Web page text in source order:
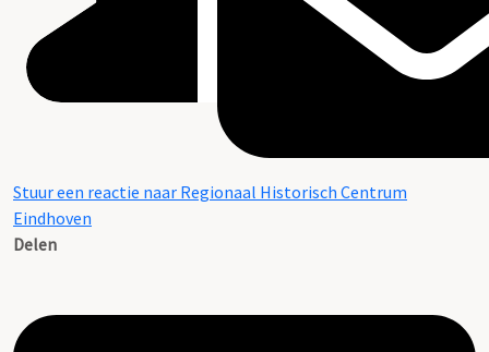
Stuur een reactie naar Regionaal Historisch Centrum
Eindhoven
Delen